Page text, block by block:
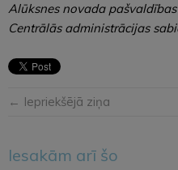
Alūksnes novada pašvaldības
Centrālās administrācijas
← Iepriekšējā ziņa
Iesakām arī šo